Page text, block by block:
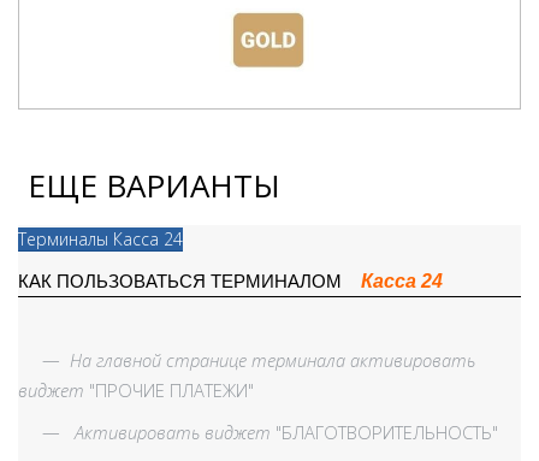
ЕЩЕ ВАРИАНТЫ
Терминалы Касса 24
КАК ПОЛЬЗОВАТЬСЯ ТЕРМИНАЛОМ Касса 24
— На главной странице терминала активировать
виджет "ПРОЧИЕ ПЛАТЕЖИ"
— Активировать виджет "БЛАГОТВОРИТЕЛЬНОСТЬ"